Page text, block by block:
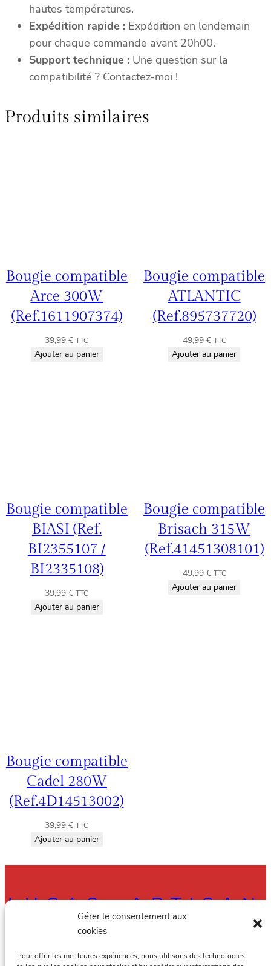
Gérer le consentement aux
cookies
Pour offrir les meilleures expériences, nous utilisons des technologies
hautes températures.
Expédition rapide : Expédition en lendemain
pour chaque commande avant 20h00.
Support technique : Une question sur la
compatibilité ? Contactez-moi !
Produits similaires
Bougie compatible
Arce 300W
(Ref.1611907374)
39,99€ TTC
Ajouter au panier
Bougie compatible
ATLANTIC
(Ref.895737720)
49,99 € TTC
Ajouter au panier
Bougie compatible
BIASI (Ref.
BI2355107 /
BI2335108)
39,99€ TTC
Ajouter au panier
Bougie compatible
Brisach 315W
(Ref.41451308101)
49,99 € TTC
Ajouter au panier
Bougie compatible
Cadel 280W
(Ref.4D14513002)
39,99€ TTC
Ajouter au panier
LUCAS, ARTISAN
RAMONEUR À
AMIENS, ALBERT